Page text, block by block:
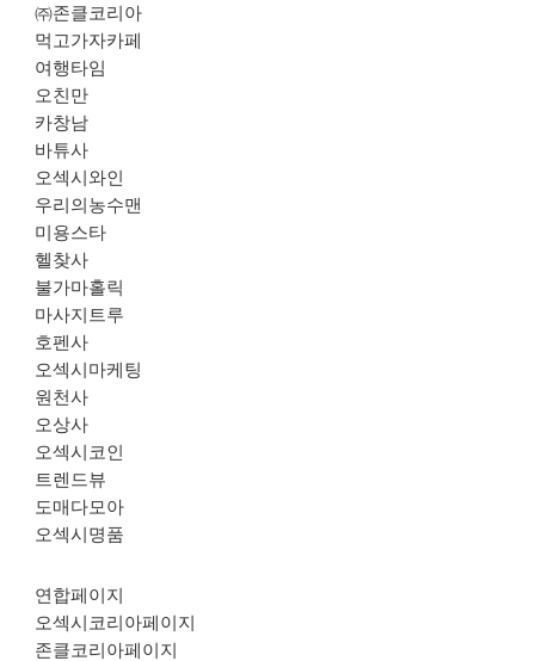
㈜존클코리아
먹고가자카페
여행타임
오친만
카창남
바튜사
오섹시와인
우리의농수맨
미용스타
헬찾사
불가마홀릭
마사지트루
호펜사
오섹시마케팅
원천사
오상사
오섹시코인
트렌드뷰
도매다모아
오섹시명품
연합페이지
오섹시코리아페이지
존클코리아페이지